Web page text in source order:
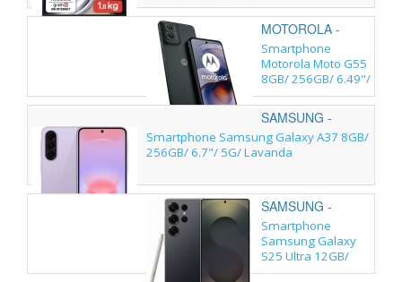
MOTOROLA -
PB5U0013SE
Smartphone
Motorola Moto G55
8GB/ 256GB/ 6.49"/
5G/ Gris
SAMSUNG -
Smartphone Samsung Galaxy A37 8GB/
256GB/ 6.7"/ 5G/ Lavanda
SAMSUNG -
Smartphone
Samsung Galaxy
S25 Ultra 12GB/
256GB/ 6.9"/ 5G/